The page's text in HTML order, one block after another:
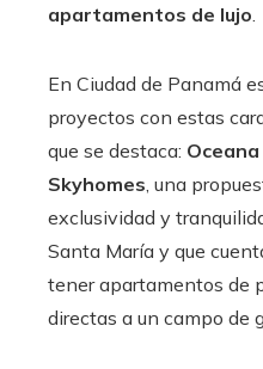
apartamentos de lujo
En Ciudad de Panamá
proyectos con estas
que se destaca:
Skyhomes , una
exclusividad y
Santa María y que
tener apartamentos de
directas a un campo de